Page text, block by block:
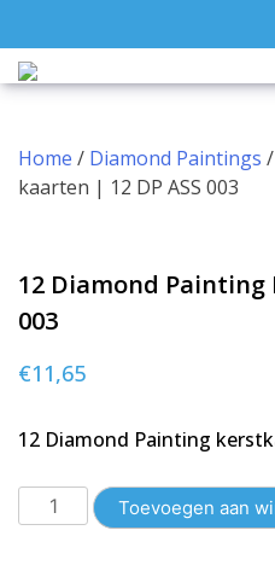
to
content
Home / Diamond Paintings
kaarten | 12 DP ASS 003
12 Diamond Painting
003
€11,65
12 Diamond Painting
Diamond
Toevoegen aan